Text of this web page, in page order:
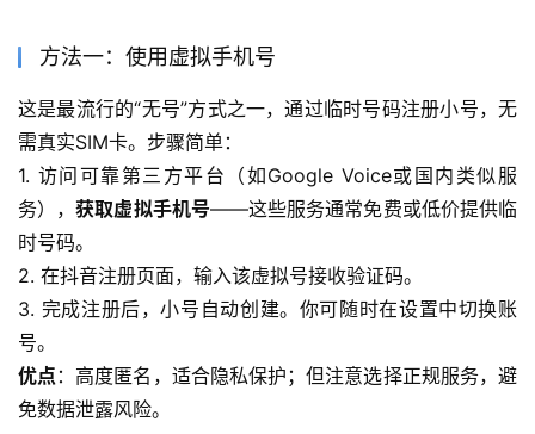
方法一：使用虚拟手机号
这是最流行的“无号”方式之一，通过临时号码注册小号，无
需真实SIM卡。步骤简单：
1. 访问可靠第三方平台（如Google Voice或国内类似服
务），获取虚拟手机号——这些服务通常免费或低价提供临
时号码。
2. 在抖音注册页面，输入该虚拟号接收验证码。
3. 完成注册后，小号自动创建。你可随时在设置中切换账
号。
优点 ：高度匿名，适合隐私保护；但注意选择正规服务，避
免数据泄露风险。